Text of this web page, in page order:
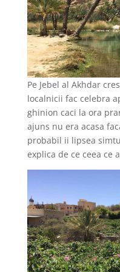
Pe Jebel al Akhdar
localnicii fac celebra
ghinion caci la ora
ajuns nu era acasa
probabil ii lipsea
explica de ce ceea ce